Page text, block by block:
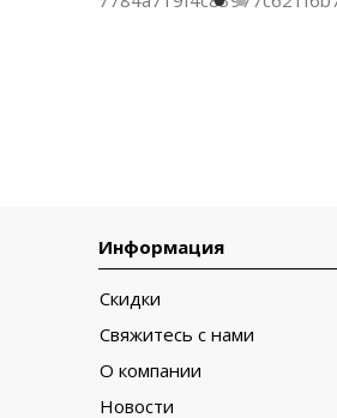
Информация
Скидки
Свяжитесь с нами
О компании
Новости